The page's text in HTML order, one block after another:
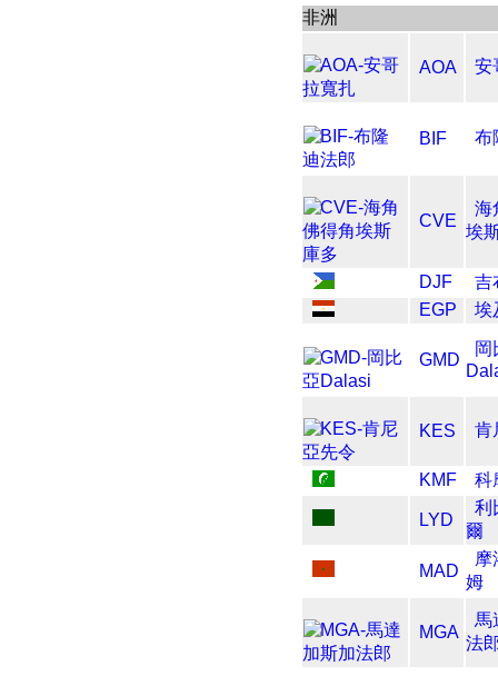
非洲
AOA 安
BIF 布
CVE
海
埃
DJF
吉
EGP
埃
GMD
岡
KES 肯
KMF 科
LYD
利
爾
MAD
摩
姆
MGA
馬
法